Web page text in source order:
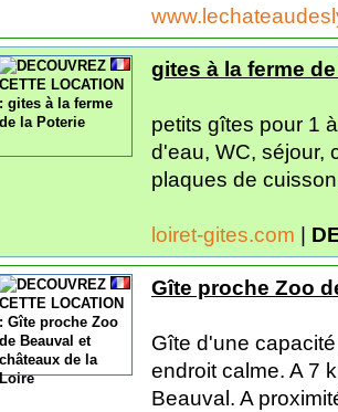
gites à la ferme
petits gîtes pour 1
d'eau, WC, séjour,
plaques de
loiret-gites.com |
Gîte proche Zoo
Gîte d'une
endroit calme. A 7
Beauval. A